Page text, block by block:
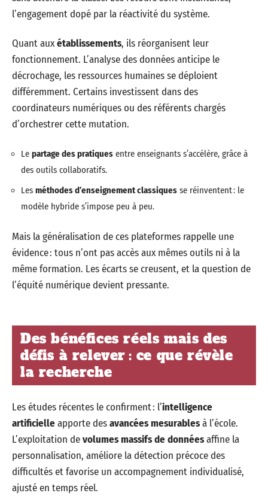
l’engagement dopé par la réactivité du système.
Quant auxétablissements, ils réorganisent leur
fonctionnement. L’analyse des données anticipe le
décrochage, les ressources humaines se déploient
différemment. Certains investissent dans des
coordinateurs numériques ou des référents chargés
d’orchestrer cette mutation.
Le partage des pratiques entre enseignants s’accélère, grâce à
des outils collaboratifs.
Les méthodes d’enseignement classiques se réinventent : le
modèle hybride s’impose peu à peu.
Mais la généralisation de ces plateformes rappelle une
évidence : tous n’ont pas accès aux mêmes outils ni à la
même formation. Les écarts se creusent, et la question de
l’équité numérique devient pressante.
Des bénéfices réels mais des
défis à relever : ce que révèle
la recherche
Les études récentes le confirment : l’intelligence
artificielleapporte desavancées mesurablesà l’école.
L’exploitation devolumes massifs de donnéesaffine la
personnalisation, améliore la détection précoce des
difficultés et favorise un accompagnement individualisé,
ajusté en temps réel.